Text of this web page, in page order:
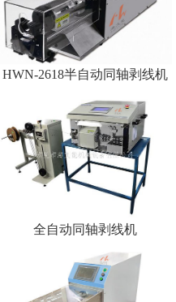
HWN-2618半自动同轴剥线机
全自动同轴剥线机